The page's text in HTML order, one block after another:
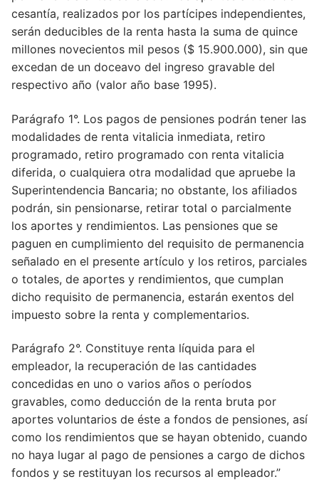
Artículo 1°.
Artículo 4°.
Artículo 5°.
Artículo 6°.
Artículo 7°.
Artículo 8°.
Artículo 9°.
Artículo 13.
Artículo 14.
Artículo 15.
cesantía, realizados por los partícipes independientes,
serán deducibles de la renta hasta la suma de quince
millones novecientos mil pesos ($ 15.900.000), sin que
excedan de un doceavo del ingreso gravable del
respectivo año (valor año base 1995).
Parágrafo 1°. Los pagos de pensiones podrán tener las
modalidades de renta vitalicia inmediata, retiro
programado, retiro programado con renta vitalicia
diferida, o cualquiera otra modalidad que apruebe la
Superintendencia Bancaria; no obstante, los afiliados
podrán, sin pensionarse, retirar total o parcialmente
los aportes y rendimientos. Las pensiones que se
paguen en cumplimiento del requisito de permanencia
señalado en el presente artículo y los retiros, parciales
o totales, de aportes y rendimientos, que cumplan
dicho requisito de permanencia, estarán exentos del
impuesto sobre la renta y complementarios.
Parágrafo 2°. Constituye renta líquida para el
empleador, la recuperación de las cantidades
concedidas en uno o varios años o períodos
gravables, como deducción de la renta bruta por
aportes voluntarios de éste a fondos de pensiones, así
como los rendimientos que se hayan obtenido, cuando
no haya lugar al pago de pensiones a cargo de dichos
fondos y se restituyan los recursos al empleador.”